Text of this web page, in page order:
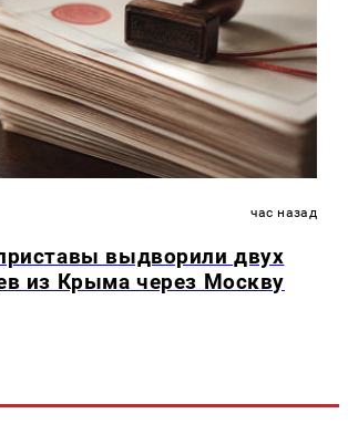
час назад
выдворили двух
из Крыма через Москву